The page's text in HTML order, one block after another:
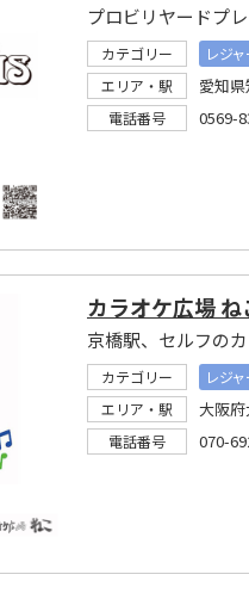
プロビリヤードプ
カテゴリー レジ
エリア・駅
愛知
電話番号 0569-
カラオケ広場 ね
京橋駅、セルフの
カテゴリー レジ
エリア・駅
大阪
電話番号 070-